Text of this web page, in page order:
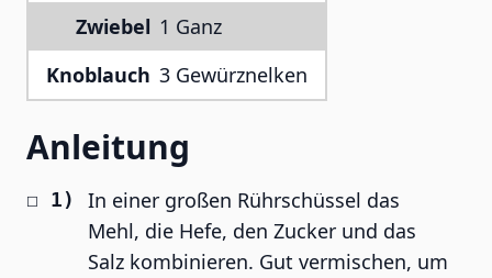
Zwiebel 1 Ganz
Knoblauch 3 Gewürznelken
Anleitung
In einer großen Rührschüssel das
Mehl, die Hefe, den Zucker und das
Salz kombinieren. Gut vermischen, um